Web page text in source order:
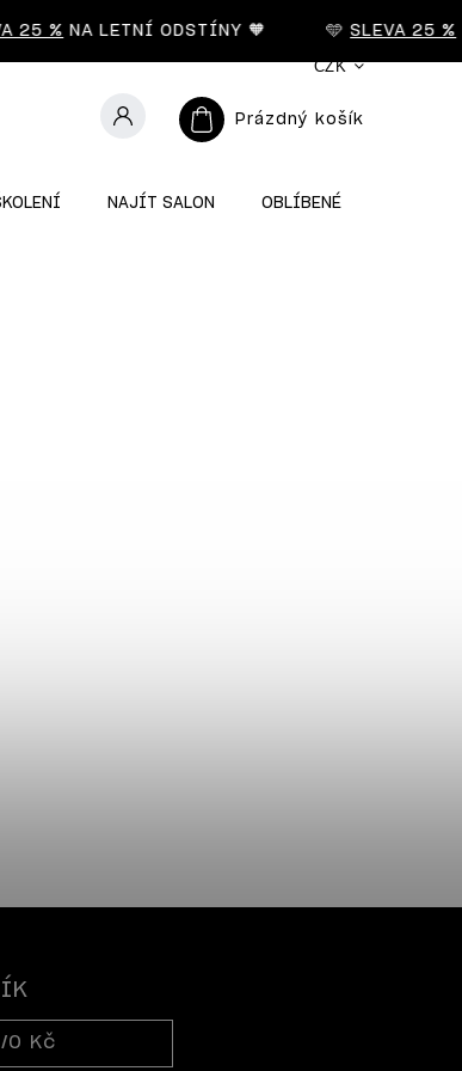
25 %NA LETNÍ ODSTÍNY 🧡 🩵SLEVA 25 %
CZK
Prázdný košík
NAJÍT SALON OBLÍBENÉ
0 Kč